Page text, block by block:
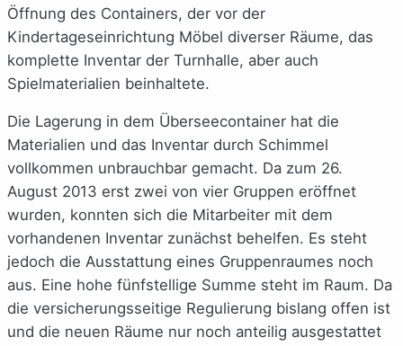
Öffnung des Containers, der vor der
Kindertageseinrichtung Möbel diverser Räume, das
komplette Inventar der Turnhalle, aber auch
Spielmaterialien beinhaltete.
Die Lagerung in dem Überseecontainer hat die
Materialien und das Inventar durch Schimmel
vollkommen unbrauchbar gemacht. Da zum 26.
August 2013 erst zwei von vier Gruppen eröffnet
wurden, konnten sich die Mitarbeiter mit dem
vorhandenen Inventar zunächst behelfen. Es steht
jedoch die Ausstattung eines Gruppenraumes noch
aus. Eine hohe fünfstellige Summe steht im Raum. Da
die versicherungsseitige Regulierung bislang offen ist
und die neuen Räume nur noch anteilig ausgestattet